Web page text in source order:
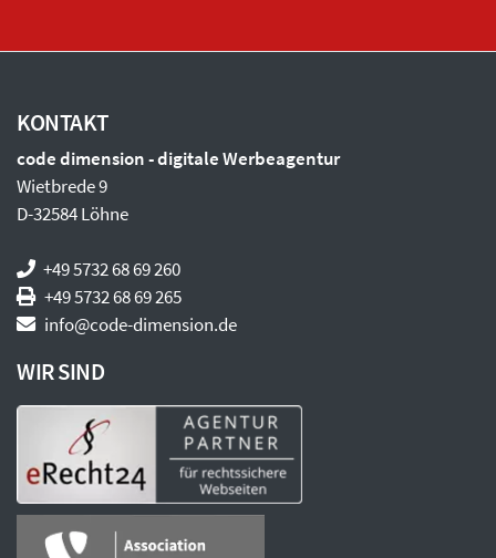
KONTAKT
code dimension - digitale Werbeagentur
Wietbrede 9
D-32584Löhne
+49 5732 68 69 260
+49 5732 68 69 265
info@code-dimension.de
WIR SIND